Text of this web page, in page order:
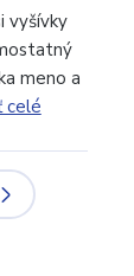
vyšívky
meno a
celé